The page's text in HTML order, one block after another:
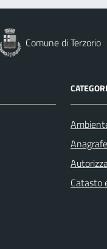
Comune di Terzorio
Catasto